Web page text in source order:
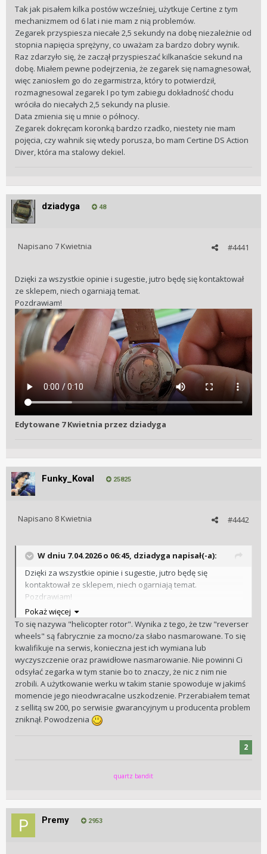
Tak jak pisałem kilka postów wcześniej, użytkuje Certine z tym
mechanizmem od 6 lat i nie mam z nią problemów.
Zegarek przyspiesza niecałe 2,5 sekundy na dobę niezależnie od
stopnia napięcia sprężyny, co uważam za bardzo dobry wynik.
Raz zdarzyło się, że zaczął przyspieszać kilkanaście sekund na
dobę. Miałem pewne podejrzenia, że zegarek się namagnesował,
więc zaniosłem go do zegarmistrza, który to potwierdził,
rozmagnesowal zegarek I po tym zabiegu dokładność chodu
wróciła do niecałych 2,5 sekundy na plusie.
Data zmienia się u mnie o północy.
Zegarek dokręcam koronką bardzo rzadko, niestety nie mam
pojęcia, czy wahnik się wtedy porusza, bo mam Certine DS Action
Diver, która ma stalowy dekiel.
dziadyga 48
#4441
Napisano 7 Kwietnia
Dzięki za wszystkie opinie i sugestie, jutro będę się kontaktował
ze sklepem, niech ogarniają temat.
Pozdrawiam!
Edytowane 7 Kwietnia przez dziadyga
Funky_Koval 25825
#4442
Napisano 8 Kwietnia
W dniu 7.04.2026 o 06:45, dziadyga napisał(-a):
Dzięki za wszystkie opinie i sugestie, jutro będę się
kontaktował ze sklepem, niech ogarniają temat.
Pozdrawiam!
Pokaż więcej
To się nazywa "helicopter rotor". Wynika z tego, że tzw "reverser
wheels" są fabrycznie za mocno/za słabo nasmarowane. To się
kwalifikuje na serwis, konieczna jest ich wymiana lub
wyczyszczenie oraz prawidłowe nasmarowanie. Nie powinni Ci
odsyłać zegarka w tym stanie bo to znaczy, że nic z nim nie
zrobili. A użytkowanie werku w takim stanie spowoduje w jakimś
momencie jego nieodwracalne uszkodzenie. Przerabiałem temat
z sellitą sw 200, po serwisie gwarancyjnym u producenta problem
zniknął. Powodzenia
2
quartz bandit
Premy 2953